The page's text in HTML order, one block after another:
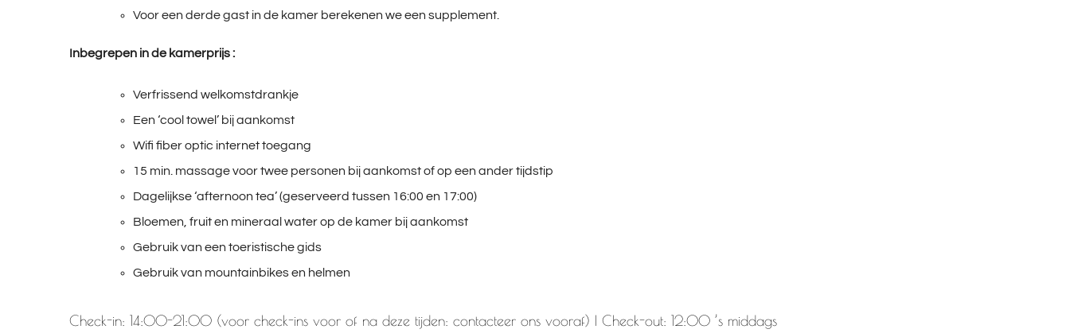
Voor een derde gast in de kamer berekenen we een supplement.
Inbegrepen in de kamerprijs :
Verfrissend welkomstdrankje
Een ‘cool towel’ bij aankomst
Wifi fiber optic internet toegang
15 min. massage voor twee personen bij aankomst of op een ander tijdstip
Dagelijkse ‘afternoon tea’ (geserveerd tussen 16:00 en 17:00)
Bloemen, fruit en mineraal water op de kamer bij aankomst
Gebruik van een toeristische gids
Gebruik van mountainbikes en helmen
Check-in: 14:00-21:00 (voor check-ins voor of na deze tijden: contacteer ons vooraf) | Check-out: 12:00 ’s middags